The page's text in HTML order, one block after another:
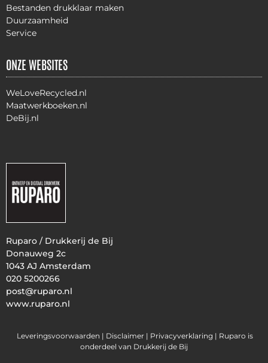
Bestanden drukklaar maken
Duurzaamheid
Service
ONZE WEBSITES
WeLoveRecycled.nl
Maatwerkboeken.nl
DeBij.nl
Ruparo / Drukkerij de Bij
Donauweg 2c
1043 AJ Amsterdam
020 5200266
post@ruparo.nl
www.ruparo.nl
Leveringsvoorwaarden | Disclaimer | Privacyverklaring | Ruparo is
onderdeel van Drukkerij de Bij